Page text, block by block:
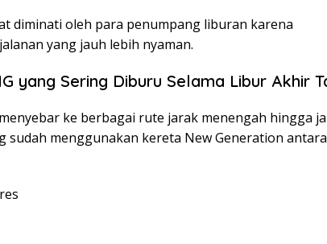
diminati oleh para penumpang liburan karena
yang jauh lebih nyaman.
yang Sering Diburu Selama Libur Akhir
ke berbagai rute jarak menengah hingga
sudah menggunakan kereta New Generation